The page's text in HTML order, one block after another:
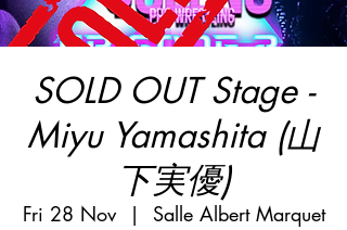
SOLD OUT Stage -
Miyu Yamashita (山
下実優)
Fri 28 Nov
  |
Salle Albert Marquet